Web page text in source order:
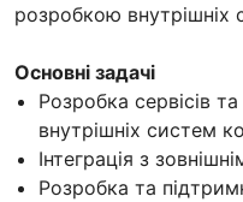
розробкою внутрішніх
Основні задачі
Розробка сервісів
внутрішніх систем
Інтеграція з
Розробка та